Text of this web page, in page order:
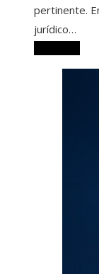
pertinente.
jurídico…